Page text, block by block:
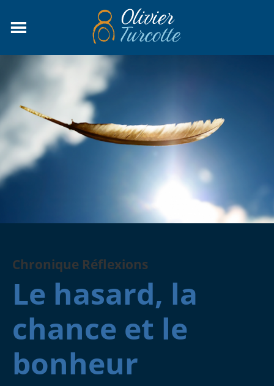
Chronique Réflexions
Le hasard, la
chance et le
bonheur